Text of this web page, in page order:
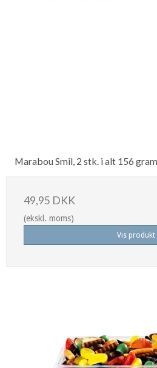
Marabou Smil, 2 stk. i alt 156 gram
49,95 DKK
(ekskl. moms)
Vis produkt